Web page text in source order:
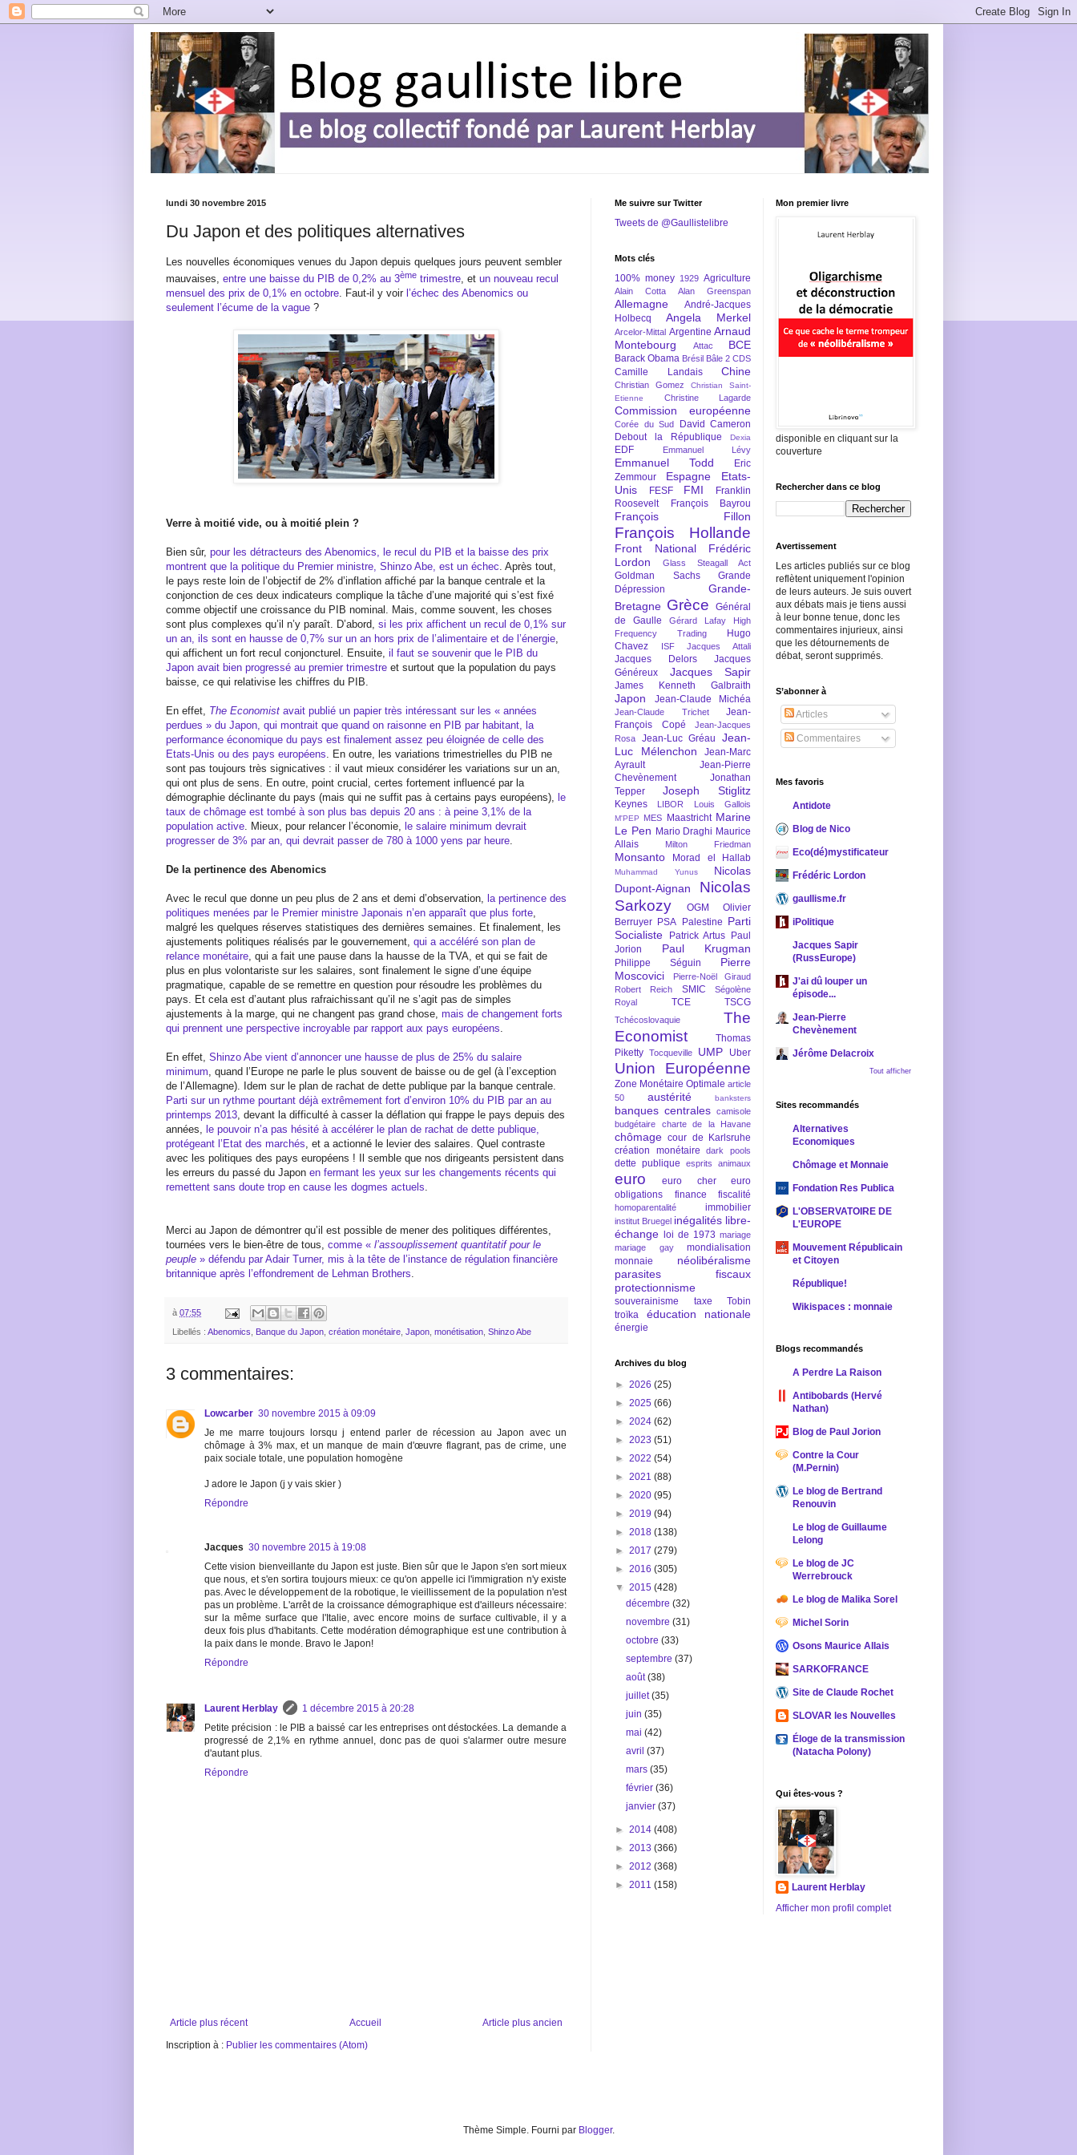
lundi 30 novembre 2015
Du Japon et des politiques alternatives
Les nouvelles économiques venues du Japon depuis quelques jours peuvent sembler
mauvaises, entre une baisse du PIB de 0,2% au 3ème trimestre, et un nouveau recul
mensuel des prix de 0,1% en octobre. Faut-il y voir l’échec des Abenomics ou
seulement l’écume de la vague ?
Verre à moitié vide, ou à moitié plein ?
Bien sûr, pour les détracteurs des Abenomics, le recul du PIB et la baisse des prix
montrent que la politique du Premier ministre, Shinzo Abe, est un échec. Après tout,
le pays reste loin de l’objectif de 2% d’inflation affiché par la banque centrale et la
conjonction de ces deux indicateurs complique la tâche d’une majorité qui s’est fixé
comme objectif une croissance du PIB nominal. Mais, comme souvent, les choses
sont plus complexes qu’il n’y paraît. D’abord, si les prix affichent un recul de 0,1% sur
un an, ils sont en hausse de 0,7% sur un an hors prix de l’alimentaire et de l’énergie,
qui affichent un fort recul conjoncturel. Ensuite, il faut se souvenir que le PIB du
Japon avait bien progressé au premier trimestre et surtout que la population du pays
baisse, ce qui relativise les chiffres du PIB.
En effet, The Economist avait publié un papier très intéressant sur les « années
perdues » du Japon, qui montrait que quand on raisonne en PIB par habitant, la
performance économique du pays est finalement assez peu éloignée de celle des
Etats-Unis ou des pays européens. En outre, les variations trimestrielles du PIB ne
sont pas toujours très signicatives : il vaut mieux considérer les variations sur un an,
qui ont plus de sens. En outre, point crucial, certes fortement influencé par la
démographie déclinante du pays (mais qui ne suffit pas à certains pays européens), le
taux de chômage est tombé à son plus bas depuis 20 ans : à peine 3,1% de la
population active. Mieux, pour relancer l’économie, le salaire minimum devrait
progresser de 3% par an, qui devrait passer de 780 à 1000 yens par heure.
De la pertinence des Abenomics
Avec le recul que donne un peu plus de 2 ans et demi d’observation, la pertinence des
politiques menées par le Premier ministre Japonais n’en apparaît que plus forte,
malgré les quelques réserves statistiques des dernières semaines. Et finalement, les
ajustements politiques réalisés par le gouvernement, qui a accéléré son plan de
relance monétaire, qui a fait une pause dans la hausse de la TVA, et qui se fait de
plus en plus volontariste sur les salaires, sont finalement le signe d’une équipe
pragmatique, capable de se remettre en question pour résoudre les problèmes du
pays. Et cela est d’autant plus rafraichissant qu’il ne s’agit pas de simples
ajustements à la marge, qui ne changent pas grand chose, mais de changement forts
qui prennent une perspective incroyable par rapport aux pays européens.
En effet, Shinzo Abe vient d’annoncer une hausse de plus de 25% du salaire
minimum, quand l’Europe ne parle le plus souvent de baisse ou de gel (à l’exception
de l’Allemagne). Idem sur le plan de rachat de dette publique par la banque centrale.
Parti sur un rythme pourtant déjà extrêmement fort d’environ 10% du PIB par an au
printemps 2013, devant la difficulté à casser la déflation qui frappe le pays depuis des
années, le pouvoir n’a pas hésité à accélérer le plan de rachat de dette publique,
protégeant l’Etat des marchés, et a actionné le levier des salaires. Quel contraste
avec les politiques des pays européens ! Il semble que nos dirigeants persistent dans
les erreurs du passé du Japon en fermant les yeux sur les changements récents qui
remettent sans doute trop en cause les dogmes actuels.
Merci au Japon de démontrer qu’il est possible de mener des politiques différentes,
tournées vers le bien-être de tous, comme « l’assouplissement quantitatif pour le
peuple » défendu par Adair Turner, mis à la tête de l’instance de régulation financière
britannique après l’effondrement de Lehman Brothers.
à 07:55
Libellés : Abenomics, Banque du Japon, création monétaire, Japon, monétisation, Shinzo Abe
3 commentaires:
Lowcarber 30 novembre 2015 à 09:09
Je me marre toujours lorsqu j entend parler de récession au Japon avec un
chômage à 3% max, et un manque de main d'œuvre flagrant, pas de crime, une
paix sociale totale, une population homogène
J adore le Japon (j y vais skier )
Répondre
Jacques 30 novembre 2015 à 19:08
Cette vision bienveillante du Japon est juste. Bien sûr que le Japon s'en sort mieux
que nous, et s'en sortira toujours mieux: ce qu'on appelle ici l'immigration n'y existe
pas. Avec le développement de la robotique, le vieillissement de la population n'est
pas un problème. L'arrêt de la croissance démographique est d'ailleurs nécessaire:
sur la même surface que l'Italie, avec encore moins de surface cultivable, il y a
deux fois plus d'habitants. Cette modération démographique est une contribution à
la paix dans le monde. Bravo le Japon!
Répondre
Laurent Herblay
1 décembre 2015 à 20:28
Petite précision : le PIB a baissé car les entreprises ont déstockées. La demande a
progressé de 2,1% en rythme annuel, donc pas de quoi s'alarmer outre mesure
d'autant plus.
Répondre
Article plus récent Article plus ancien
Accueil
Inscription à : Publier les commentaires (Atom)
Me suivre sur Twitter
Tweets de @Gaullistelibre
Mots clés
100% money 1929 Agriculture
Alain Cotta Alan Greenspan
Allemagne
André-Jacques
Holbecq
Angela Merkel
Arcelor-Mittal Argentine Arnaud
Montebourg
Attac BCE
Barack Obama Brésil Bâle 2 CDS
Camille Landais Chine
Christian Gomez
Christian Saint-
Etienne
Christine Lagarde
Commission européenne
Corée du Sud
David Cameron
Debout la République
Dexia
EDF Emmanuel Lévy
Emmanuel Todd
Eric
Zemmour
Espagne
Etats-
Unis
FESF FMI
Franklin
Roosevelt
François Bayrou
François Fillon
François Hollande
Front National
Frédéric
Lordon
Glass Steagall Act
Goldman Sachs
Grande
Dépression
Grande-
Bretagne Grèce
Général
de Gaulle
Gérard Lafay
High
Frequency Trading
Hugo
Chavez
ISF Jacques Attali
Jacques Delors
Jacques
Généreux
Jacques Sapir
James Kenneth Galbraith
Japon Jean-Claude Michéa
Jean-Claude Trichet
Jean-
François Copé
Jean-Jacques
Rosa
Jean-Luc Gréau
Jean-
Luc Mélenchon
Jean-Marc
Ayrault
Jean-Pierre
Chevènement
Jonathan
Tepper
Joseph Stiglitz
Keynes LIBOR Louis Gallois
M'PEP MES Maastricht Marine
Le Pen Mario Draghi Maurice
Allais
Milton Friedman
Monsanto Morad el Hallab
Muhammad Yunus
Nicolas
Dupont-Aignan
Nicolas
Sarkozy
OGM
Olivier
Berruyer PSA Palestine Parti
Socialiste
Patrick Artus
Paul
Jorion
Paul Krugman
Philippe Séguin
Pierre
Moscovici
Pierre-Noël Giraud
Robert Reich
SMIC
Ségolène
Royal
TCE TSCG
Tchécoslovaquie
The
Economist
Thomas
Piketty Tocqueville UMP Uber
Union Européenne
Zone Monétaire Optimale article
50
austérité banksters
banques centrales camisole
budgétaire
charte de la Havane
chômage cour de Karlsruhe
création monétaire
dark pools
dette publique esprits animaux
euro euro cher
euro
obligations
finance fiscalité
homoparentalité immobilier
institut Bruegel inégalités libre-
échange
loi de 1973 mariage
mariage gay
mondialisation
monnaie
néolibéralisme
parasites fiscaux
protectionnisme
souverainisme
taxe Tobin
troïka
éducation nationale
énergie
Archives du blog
► 2026 (25)
► 2025 (66)
► 2024 (62)
► 2023 (51)
► 2022 (54)
► 2021 (88)
► 2020 (95)
► 2019 (94)
► 2018 (138)
► 2017 (279)
► 2016 (305)
▼ 2015 (428)
décembre(32)
novembre(31)
octobre(33)
septembre(37)
août(38)
juillet(35)
juin(35)
mai(42)
avril(37)
mars(35)
février(36)
janvier(37)
► 2014 (408)
► 2013 (366)
► 2012 (368)
► 2011 (158)
Mon premier livre
disponible en cliquant sur la
couverture
Rechercher dans ce blog
Avertissement
Les articles publiés sur ce blog
reflètent uniquement l'opinion
de leurs auteurs. Je suis ouvert
aux débats mais je tiens aussi
à leur bonne tenue, donc les
commentaires injurieux, ainsi
que les détournements de
débat, seront supprimés.
S’abonner à
Articles
Commentaires
Mes favoris
Antidote
Blog de Nico
Eco(dé)mystificateur
Frédéric Lordon
gaullisme.fr
iPolitique
Jacques Sapir
(RussEurope)
J'ai dû louper un
épisode...
Jean-Pierre
Chevènement
Jérôme Delacroix
Tout afficher
Sites recommandés
Alternatives
Economiques
Chômage et Monnaie
Fondation Res Publica
L'OBSERVATOIRE DE
L'EUROPE
Mouvement Républicain
et Citoyen
République!
Wikispaces : monnaie
Blogs recommandés
A Perdre La Raison
Antibobards (Hervé
Nathan)
Blog de Paul Jorion
Contre la Cour
(M.Pernin)
Le blog de Bertrand
Renouvin
Le blog de Guillaume
Lelong
Le blog de JC
Werrebrouck
Le blog de Malika Sorel
Michel Sorin
Osons Maurice Allais
SARKOFRANCE
Site de Claude Rochet
SLOVAR les Nouvelles
Éloge de la transmission
(Natacha Polony)
Qui êtes-vous ?
Laurent Herblay
Afficher mon profil complet
Thème Simple. Fourni par Blogger.